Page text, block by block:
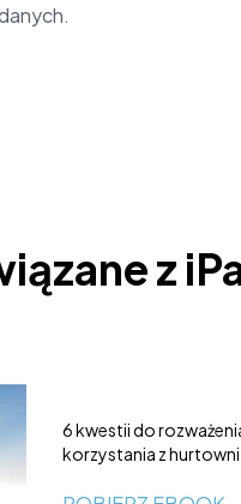
z
6 kwestii do
korzystania z